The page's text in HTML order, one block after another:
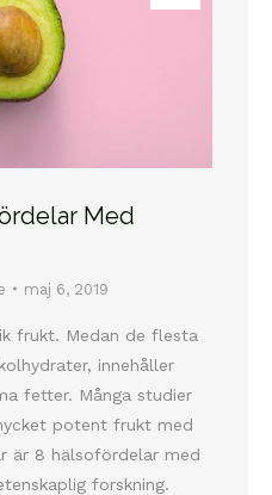
Med
maj 6, 2019
frukt. Medan de flesta
innehåller
fetter. Många studier
potent frukt med
är 8 hälsofördelar med
forskning.